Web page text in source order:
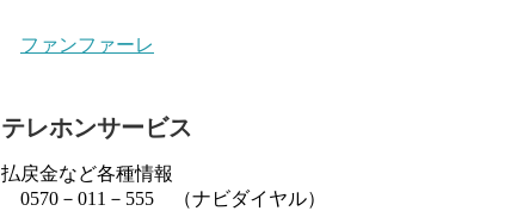
ファンファーレ
テレホンサービス
払戻金など各種情報
0570－011－555 （ナビダイヤル）